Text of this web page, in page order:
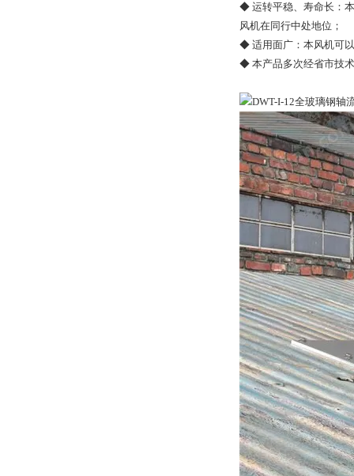
◆ 运转平稳、寿命长：
风机在同行中处地位；
◆ 适用面广：本风机可
◆ 本产品多次经省市技